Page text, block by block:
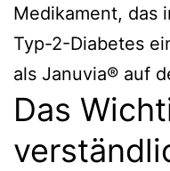
Verträglichkeit
Cochrane-
Medikament, das
Typ-2-Diabetes
als Januvia® auf
Das